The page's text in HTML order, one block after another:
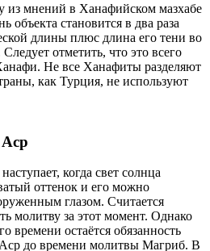
из мнений в Ханафийском мазхабе
объекта становится в два раза
длины плюс длина его тени во
отметить, что это всего
Не все Ханафиты разделяют
как Турция, не используют
когда свет солнца
оттенок и его можно
глазом. Считается
молитву за этот момент. Однако
времени остаётся обязанность
до времени молитвы Магриб. В